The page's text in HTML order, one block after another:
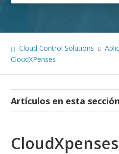
Cloud Control Solutions
CloudXPenses
Artículos en esta sección